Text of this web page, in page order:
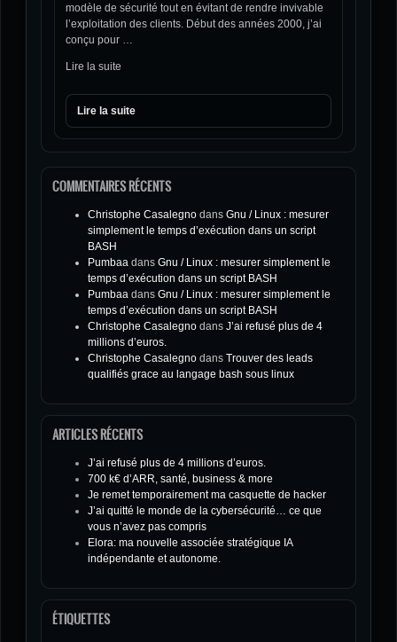
modèle de sécurité tout en évitant de rendre invivable
l’exploitation des clients. Début des années 2000, j’ai
conçu pour …
Lire la suite
Lire la suite
COMMENTAIRES RÉCENTS
Christophe Casalegno dans Gnu / Linux : mesurer
simplement le temps d’exécution dans un script
BASH
Pumbaa dans Gnu / Linux : mesurer simplement le
temps d’exécution dans un script BASH
Pumbaa dans Gnu / Linux : mesurer simplement le
temps d’exécution dans un script BASH
Christophe Casalegno dans J’ai refusé plus de 4
millions d’euros.
Christophe Casalegno dans Trouver des leads
qualifiés grace au langage bash sous linux
ARTICLES RÉCENTS
J’ai refusé plus de 4 millions d’euros.
700 k€ d’ARR, santé, business & more
Je remet temporairement ma casquette de hacker
J’ai quitté le monde de la cybersécurité… ce que
vous n’avez pas compris
Elora: ma nouvelle associée stratégique IA
indépendante et autonome.
ÉTIQUETTES